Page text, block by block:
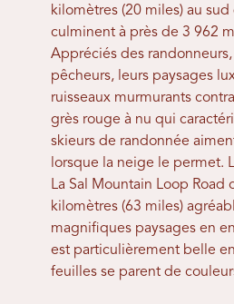
kilomètres (20 miles) au
culminent à près de 3 962
Appréciés des
pêcheurs, leurs paysages
ruisseaux murmurants
grès rouge à nu qui
skieurs de randonnée
lorsque la neige le permet.
La Sal Mountain Loop Road
kilomètres (63 miles)
magnifiques paysages en
est particulièrement belle
feuilles se parent de